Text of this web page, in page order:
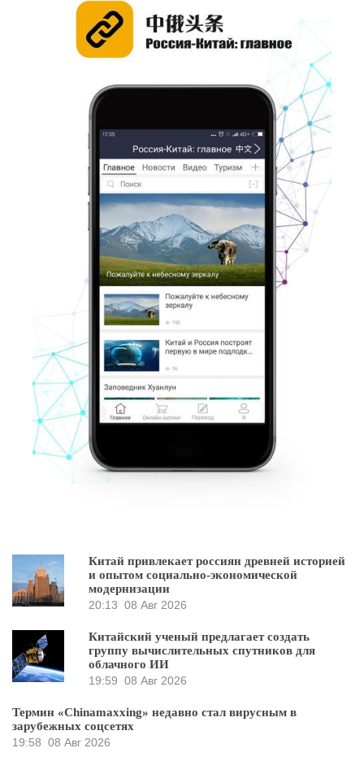
Китай привлекает россиян древней историей
и опытом социально-экономической
модернизации
20:13 08 Авг 2026
Китайский ученый предлагает создать
группу вычислительных спутников для
облачного ИИ
19:59 08 Авг 2026
Термин «Chinamaxxing» недавно стал вирусным в
зарубежных соцсетях
19:58 08 Авг 2026